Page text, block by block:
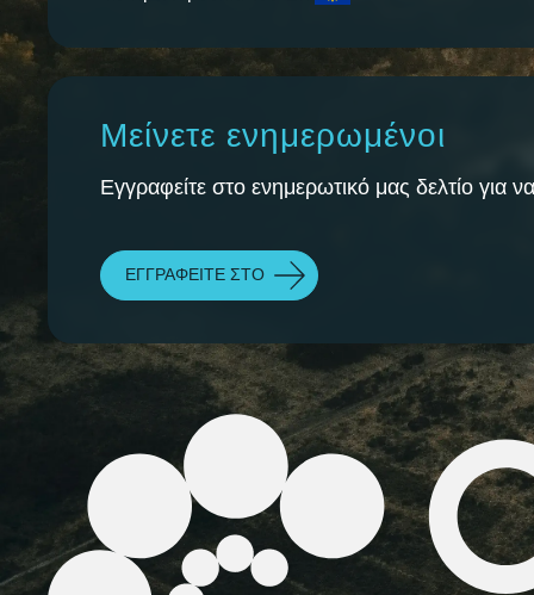
Μείνετε ενημερωμένοι
Εγγραφείτε στο ενημερωτικό μας δελτίο για
ΕΓΓΡΑΦΕΊΤΕ ΣΤΟ